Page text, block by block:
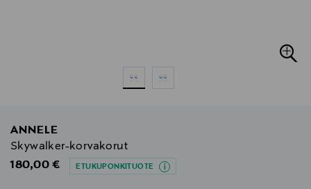
ANNELE
Skywalker-korvakorut
Original Price
180,00 € ETUKUPONKITUOTE